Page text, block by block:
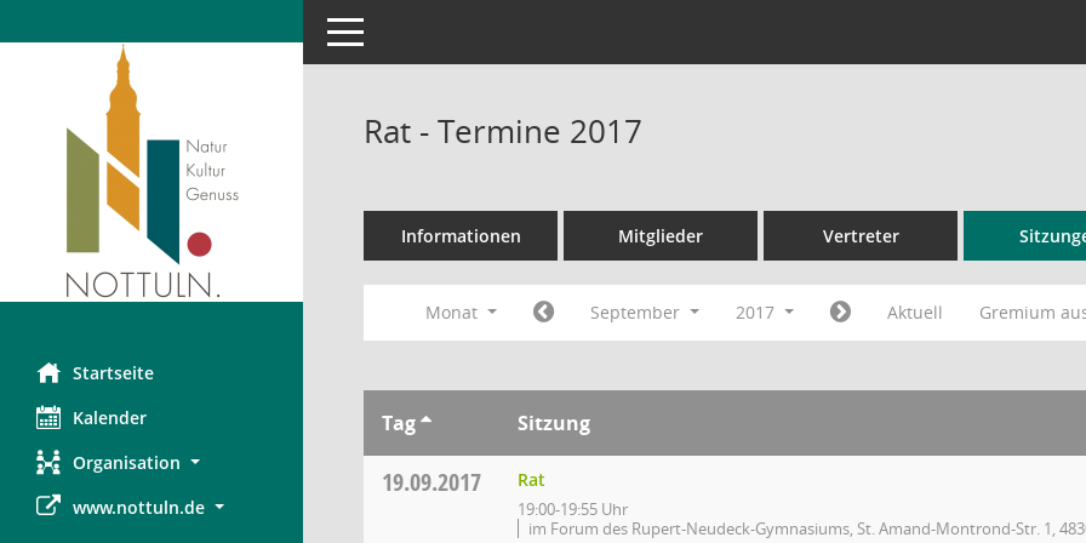
Startseite
Kalender
Organisation
www.nottuln.de
Toggle navigation
Rat - Termine 2017
Informationen Mitglieder Vertreter
Monat September 2017 Aktuell Gremium
Tag Sitzung
19.09.2017 Rat
19:00-19:55 Uhr
im Forum des Rupert-Neudeck-Gymnasiums, St. Amand-Montrond-Str. 1,